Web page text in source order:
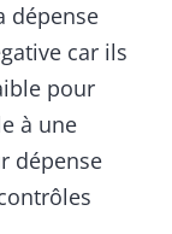
dépense
car ils
pour
à une
dépense